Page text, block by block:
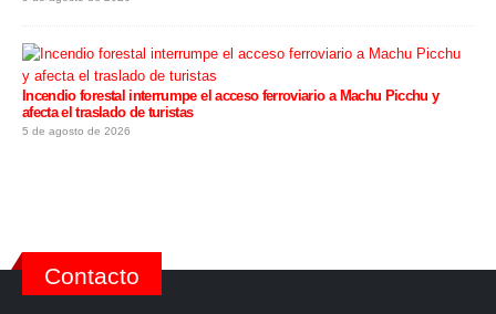
Incendio forestal interrumpe el acceso ferroviario a Machu Picchu y
afecta el traslado de turistas
5 de agosto de 2026
Contacto